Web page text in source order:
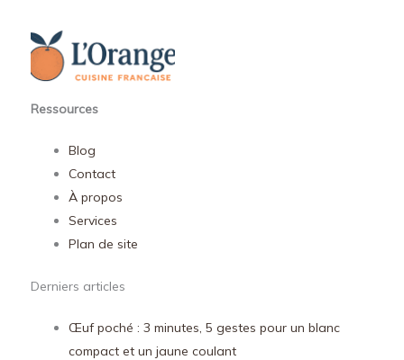
Ressources
Blog
Contact
À propos
Services
Plan de site
Derniers articles
Œuf poché : 3 minutes, 5 gestes pour un blanc
compact et un jaune coulant